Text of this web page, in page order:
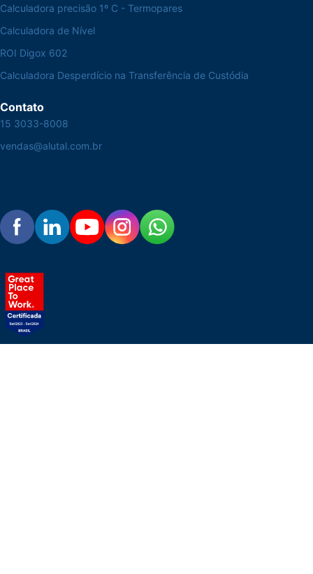
Calculadora precisão 1º C - Termopares
Calculadora de Nível
ROI Digox 602
Calculadora Desperdício na Transferência de Custódia
Contato
15 3033-8008
vendas@alutal.com.br